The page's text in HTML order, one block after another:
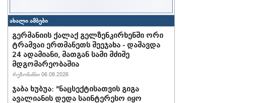
ახალი ამბები
გერმანიის ქალაქ გელზენკირხენში ორი
ტრამვაი ერთმანეთს შეეჯახა - დაშავდა
24 ადამიანი, მათგან სამი მძიმე
მდგომარეობაშია
რეზონანსი 06.08.2026
ჯაბა ხუბუა: "ნაცსექტისათვის გიგა
ავალიანის დედა საინტერესო იყო